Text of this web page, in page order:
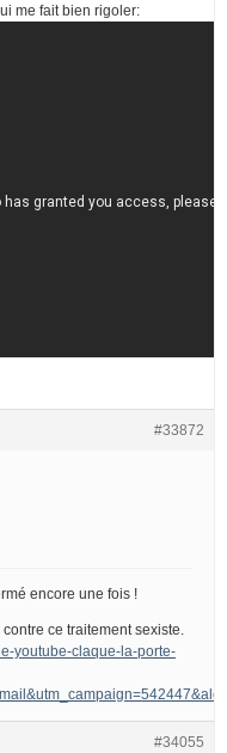
me fait bien rigoler:
#33872
encore une fois !
ce traitement sexiste.
youtube-claque-la-porte-
#34055